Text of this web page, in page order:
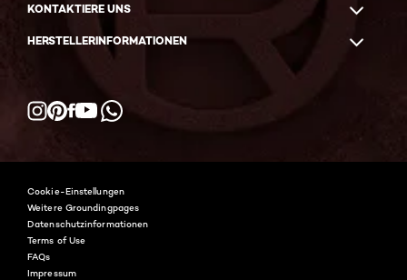
KONTAKTIERE UNS
HERSTELLERINFORMATIONEN
Facebook
YouTube
Cookie-Einstellungen
Weitere Groundingpages
Datenschutzinformationen
Terms of Use
FAQs
Impressum